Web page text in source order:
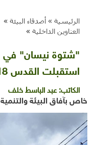
الرئيسية » أصدقاء البيئة »
العناوين الداخلية »
استقبلت القدس 18 موسمًا غزيرًا
الكاتب:عبد الباسط خلف
خاص بآفاق البيئة والتنمية